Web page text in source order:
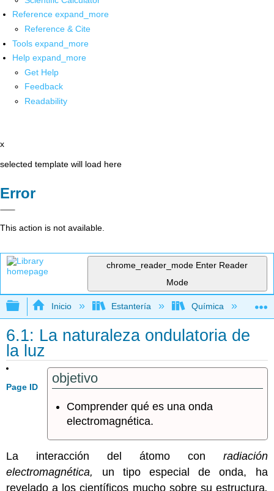
Reference expand_more
Reference & Cite
Tools expand_more
Help expand_more
Get Help
Feedback
Readability
x
selected template will load here
Error
This action is not available.
chrome_reader_mode Enter Reader
Mode
Expandir/contraer jerarquía global
Inicio Estantería Química
6.1: La naturaleza ondulatoria de
la luz
Page ID
objetivo
Comprender qué es una onda
electromagnética.
La interacción del átomo con radiación
electromagnética, un tipo especial de onda, ha
revelado a los científicos mucho sobre su estructura.